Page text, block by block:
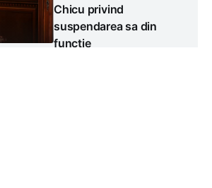
Chicu privind
suspendarea sa din
funcție